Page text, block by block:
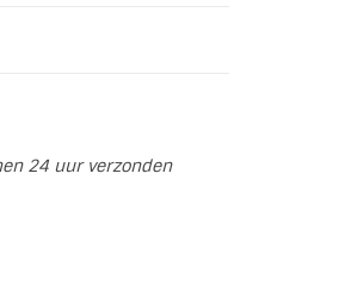
24 uur verzonden